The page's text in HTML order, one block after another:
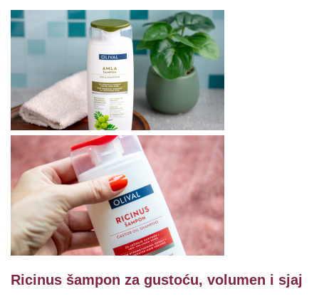
Ricinus šampon za gustoću, volumen i sjaj